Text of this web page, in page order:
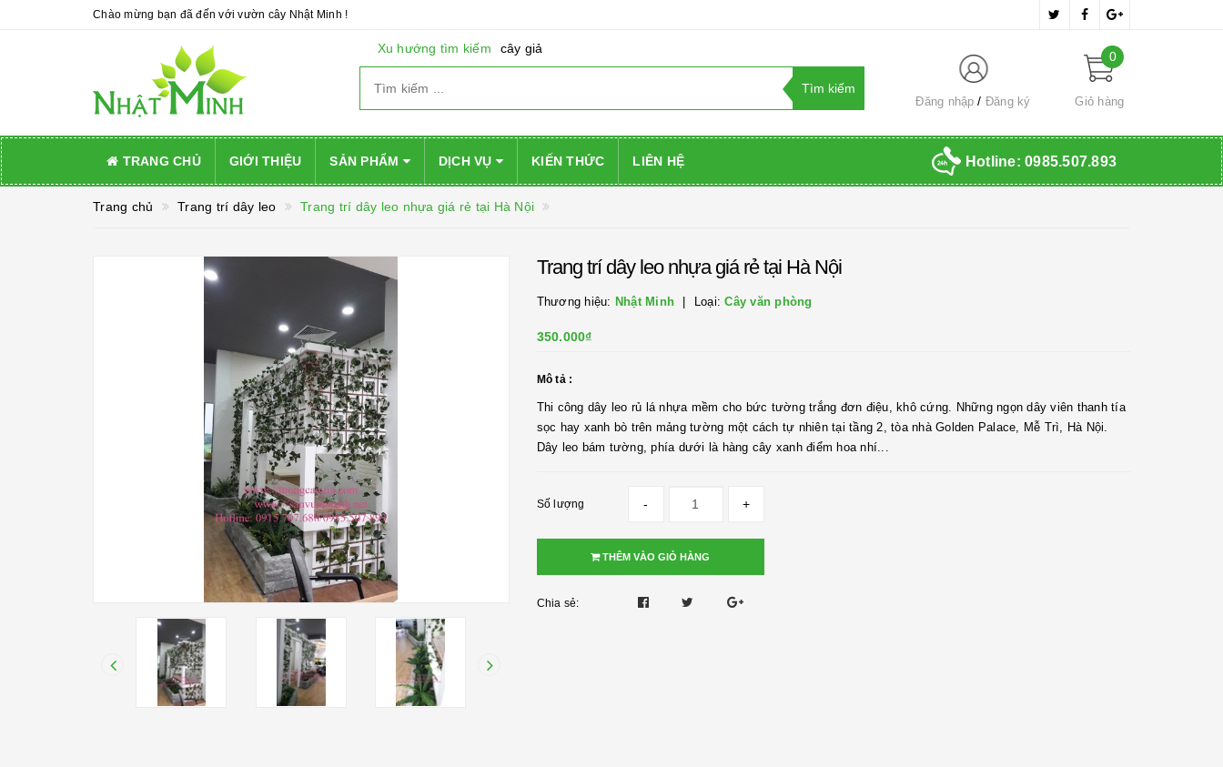
Chào mừng bạn đã đến với vườn cây Nhật Minh !
Xu hướng tìm kiếm cây giả
Đăng nhập Đăng ký
0
Giỏ hàng
TRANG CHỦ GIỚI THIỆU SẢN PHẨM DỊCH VỤ KIẾN THỨC LIÊN HỆ Hotline: 0985.507.893
Trang chủ Trang trí dây leo Trang trí dây leo nhựa giá rẻ tại Hà Nội
Trang trí dây leo nhựa giá rẻ tại Hà Nội
Thương hiệu: Nhật Minh Loại:Cây văn phòng
350.000₫
Mô tả :
Thi công dây leo rủ lá nhựa mềm cho bức tường trắng đơn điệu, khô cứng. Những ngọn dây viên thanh tía
sọc hay xanh bò trên mảng tường một cách tự nhiên tại tầng 2, tòa nhà Golden Palace, Mễ Trì, Hà Nội.
Dây leo bám tường, phía dưới là hàng cây xanh điểm hoa nhí...
Số lượng - +
THÊM VÀO GIỎ HÀNG
Chia sẻ: